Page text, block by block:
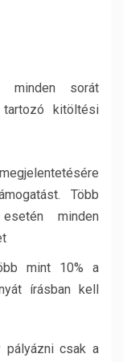
minden sorát
kitöltési
Több
minden
mint 10% a
írásban kell
pályázni csak a